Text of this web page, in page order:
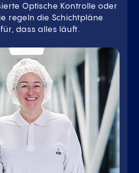
Optische Kontrolle oder
regeln die Schichtpläne
dass alles läuft.